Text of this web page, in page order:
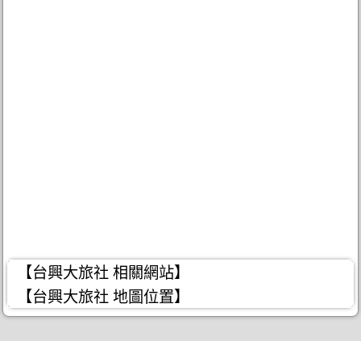
【台興大旅社 相關網站】
【台興大旅社 地圖位置】